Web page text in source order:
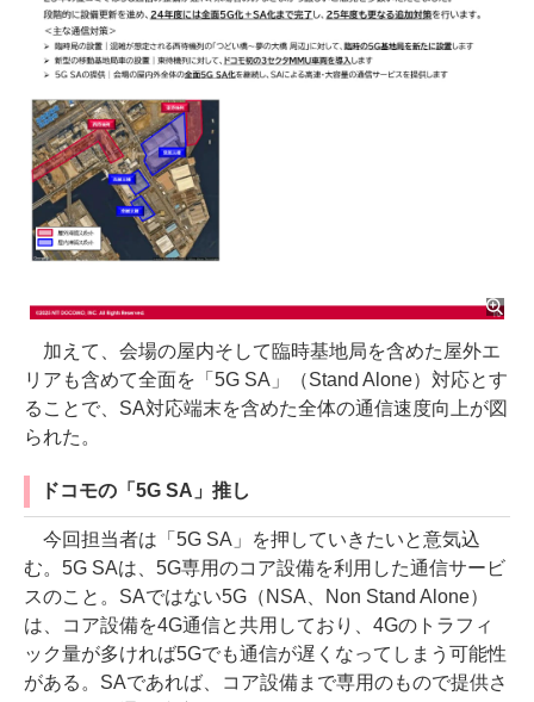
加えて、会場の屋内そして臨時基地局を含めた屋外エ
リアも含めて全面を「5G SA」（Stand Alone）対応とす
ることで、SA対応端末を含めた全体の通信速度向上が図
られた。
ドコモの「5G SA」推し
今回担当者は「5G SA」を押していきたいと意気込
む。5G SAは、5G専用のコア設備を利用した通信サービ
スのこと。SAではない5G（NSA、Non Stand Alone）
は、コア設備を4G通信と共用しており、4Gのトラフィ
ック量が多ければ5Gでも通信が遅くなってしまう可能性
がある。SAであれば、コア設備まで専用のもので提供さ